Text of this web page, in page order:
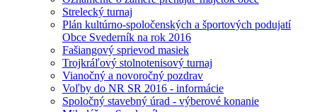
Strelecký turnaj
Plán kultúrno-spoločenských a športových podujatí
Obce Svederník na rok 2016
Fašiangový sprievod masiek
Trojkráľový stolnotenisový turnaj
Vianočný a novoročný pozdrav
Voľby do NR SR 2016 - informácie
Spoločný stavebný úrad - výberové konanie